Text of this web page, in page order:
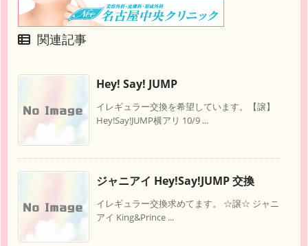
関連記事
Hey! Say! JUMP
イレギュラー交換を希望しています。【譲】
Hey!Say!JUMP横アリ 10/9 ...
ジャニアイ Hey!Say!JUMP 交換
イレギュラー交換求めてます。 ☆譲☆ ジャニ
アイ King&Prince ...